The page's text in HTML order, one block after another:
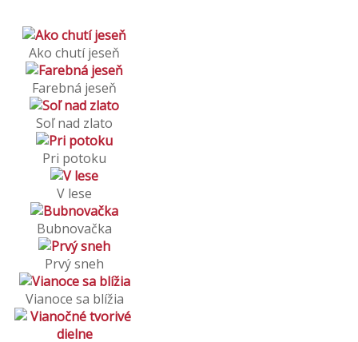
Ako chutí jeseň
Farebná jeseň
Soľ nad zlato
Pri potoku
V lese
Bubnovačka
Prvý sneh
Vianoce sa blížia